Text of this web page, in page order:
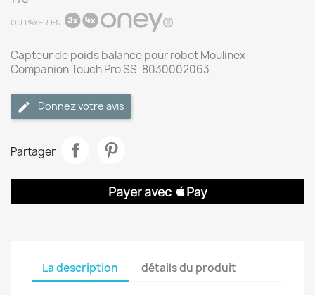
OU PAYER EN
Capteur de poids balance pour robot Moulinex
Companion Touch Pro SS-8030002063
Donnez votre avis
Partager
La description détails du produit